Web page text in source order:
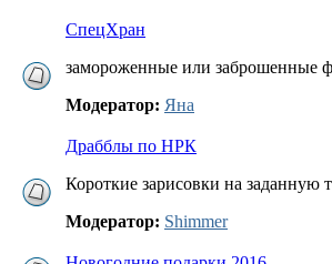
СпецХран
замороженные или заброшенные
Модератор: Яна
Драбблы по НРК
Короткие зарисовки на заданную
Модератор: Shimmer